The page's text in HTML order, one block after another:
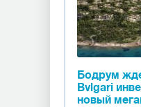
Бодрум
Bvlgari
новый